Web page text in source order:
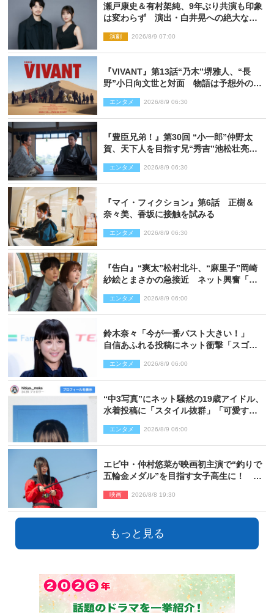
瀬戸康史＆有村架純、9年ぶり共演も印象
は変わらず 演出・白井晃への絶大なる
演劇 2026/8/9 07:00
『VIVANT』第13話“乃木”堺雅人、“長
野”小日向文世と対面 物語は予想外の展
エンタメ 2026/8/9 06:30
『豊臣兄弟！』第30回 “小一郎”仲野太
賀、天下人を目指す兄“秀吉”池松壮亮
エンタメ 2026/8/9 06:30
『マイ・フィクション』第6話 正樹＆
奈々美、香坂に接触を試みる
エンタメ 2026/8/9 06:30
『告白』“爽太”松村北斗、“麻里子”岡崎
紗絵とまさかの急接近 ネット興奮「そ
り）
エンタメ 2026/8/9 06:00
鈴木奈々「今が一番バスト大きい！」
自信あふれる投稿にネット衝撃「スゴ
エンタメ 2026/8/9 06:00
“中3写真”にネット騒然の19歳アイドル、
水着投稿に「スタイル抜群」「可愛すぎ
エンタメ 2026/8/9 06:00
エビ中・仲村悠菜が映画初主演で“釣りで
五輪金メダル”を目指す女子高生に！ 映
映画 2026/8/8 19:30
もっと見る